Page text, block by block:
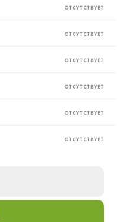
ОТСУТСТВУЕТ
ОТСУТСТВУЕТ
ОТСУТСТВУЕТ
ОТСУТСТВУЕТ
ОТСУТСТВУЕТ
ОТСУТСТВУЕТ